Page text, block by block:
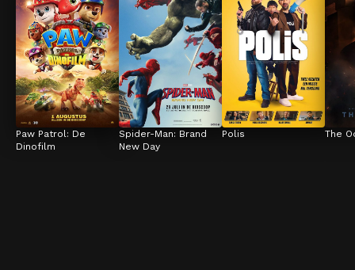
Paw Patrol: De
Dinofilm
Spider-Man: Brand
New Day
Polis The